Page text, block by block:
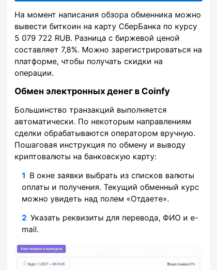
На момент написания обзора обменника можно
вывести биткоин на карту СберБанка по курсу
5 079 722 RUB. Разница с биржевой ценой
составляет 7,8%. Можно зарегистрироваться на
платформе, чтобы получать скидки на
операции.
Обмен электронных денег в Coinfy
Большинство транзакций выполняется
автоматически. По некоторым направлениям
сделки обрабатываются оператором вручную.
Пошаговая инструкция по обмену и выводу
криптовалюты на банковскую карту:
В окне заявки выбрать из списков валюты
оплаты и получения. Текущий обменный курс
можно увидеть над полем «Отдаете».
Указать реквизиты для перевода, ФИО и e-
mail.